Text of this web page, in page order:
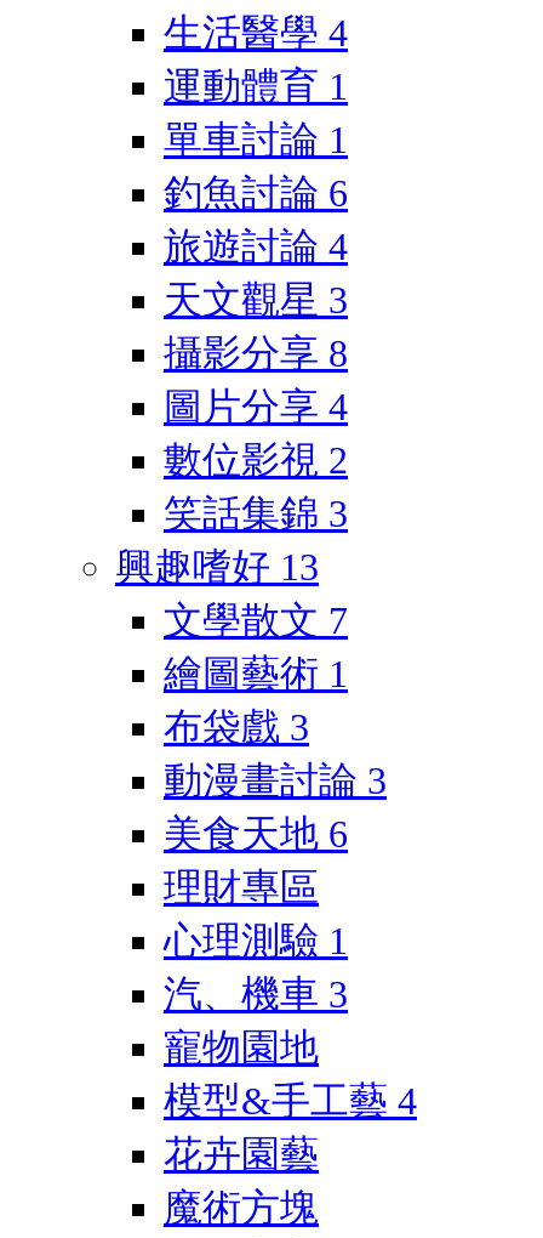
生活醫學 4
運動體育 1
單車討論 1
釣魚討論 6
旅遊討論 4
天文觀星 3
攝影分享 8
圖片分享 4
數位影視 2
笑話集錦 3
興趣嗜好 13
文學散文 7
繪圖藝術 1
布袋戲 3
動漫畫討論 3
美食天地 6
理財專區
心理測驗 1
汽、機車 3
寵物園地
模型&手工藝 4
花卉園藝
魔術方塊